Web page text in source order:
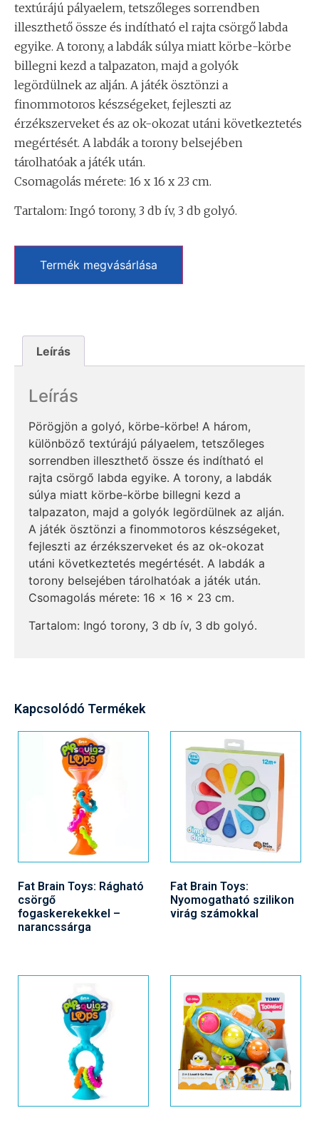
textúrájú pályaelem, tetszőleges sorrendben
illeszthető össze és indítható el rajta csörgő labda
egyike. A torony, a labdák súlya miatt körbe-körbe
billegni kezd a talpazaton, majd a golyók
legördülnek az alján. A játék ösztönzi a
finommotoros készségeket, fejleszti az
érzékszerveket és az ok-okozat utáni következtetés
megértését. A labdák a torony belsejében
tárolhatóak a játék után.
Csomagolás mérete: 16 x 16 x 23 cm.
Tartalom: Ingó torony, 3 db ív, 3 db golyó.
Termék megvásárlása
Leírás
Leírás
Pörögjön a golyó, körbe-körbe! A három,
különböző textúrájú pályaelem, tetszőleges
sorrendben illeszthető össze és indítható el
rajta csörgő labda egyike. A torony, a labdák
súlya miatt körbe-körbe billegni kezd a
talpazaton, majd a golyók legördülnek az alján.
A játék ösztönzi a finommotoros készségeket,
fejleszti az érzékszerveket és az ok-okozat
utáni következtetés megértését. A labdák a
torony belsejében tárolhatóak a játék után.
Csomagolás mérete: 16 x 16 x 23 cm.
Tartalom: Ingó torony, 3 db ív, 3 db golyó.
Kapcsolódó Termékek
Fat Brain Toys: Rágható
csörgő
fogaskerekekkel –
narancssárga
Fat Brain Toys:
Nyomogatható szilikon
virág számokkal